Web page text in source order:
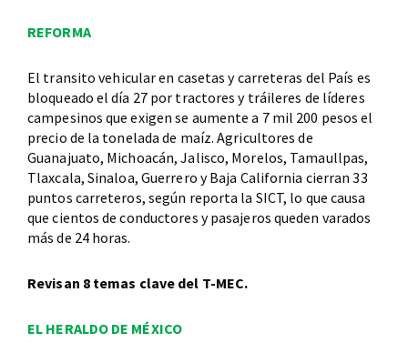
REFORMA
El transito vehicular en casetas y carreteras del País es
bloqueado el día 27 por tractores y tráileres de líderes
campesinos que exigen se aumente a 7 mil 200 pesos el
precio de la tonelada de maíz. Agricultores de
Guanajuato, Michoacán, Jalisco, Morelos, Tamaullpas,
Tlaxcala, Sinaloa, Guerrero y Baja California cierran 33
puntos carreteros, según reporta la SICT, lo que causa
que cientos de conductores y pasajeros queden varados
más de 24 horas.
Revisan 8 temas clave del T-MEC.
EL HERALDO DE MÉXICO